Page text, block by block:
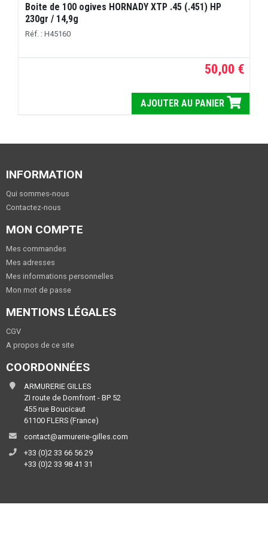
Boite de 100 ogives HORNADY XTP .45 (.451) HP
230gr / 14,9g
Réf. : H45160
50,00 €
AJOUTER AU PANIER
INFORMATION
Qui sommes-nous
Contactez-nous
MON COMPTE
Mes commandes
Mes adresses
Mes informations personnelles
Mon mot de passe
MENTIONS LÉGALES
CGV
A propos de ce site
COORDONNÉES
ARMURERIE GILLES
ZI route de Domfront - BP 52
455 rue Boucicaut
61100 FLERS (France)
contact@armurerie-gilles.com
+33 (0)2 33 66 56 29
+33 (0)2 33 98 41 31